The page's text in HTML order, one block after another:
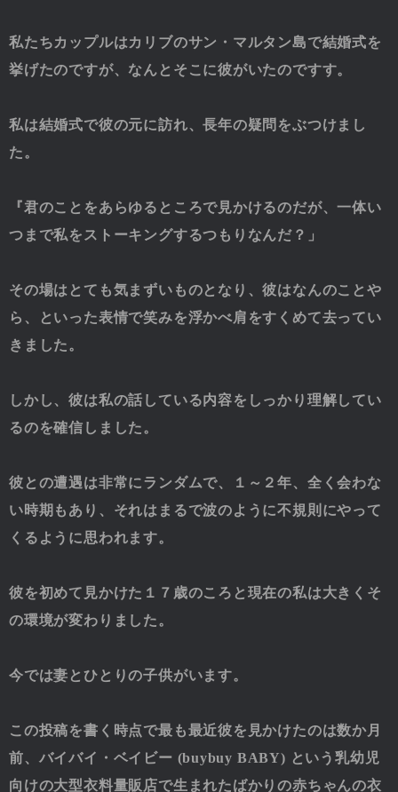
私たちカップルはカリブのサン・マルタン島で結婚式を
挙げたのですが、なんとそこに彼がいたのですす。
私は結婚式で彼の元に訪れ、長年の疑問をぶつけまし
た。
『君のことをあらゆるところで見かけるのだが、一体い
つまで私をストーキングするつもりなんだ？」
その場はとても気まずいものとなり、彼はなんのことや
ら、といった表情で笑みを浮かべ肩をすくめて去ってい
きました。
しかし、彼は私の話している内容をしっかり理解してい
るのを確信しました。
彼との遭遇は非常にランダムで、１～２年、全く会わな
い時期もあり、それはまるで波のように不規則にやって
くるように思われます。
彼を初めて見かけた１７歳のころと現在の私は大きくそ
の環境が変わりました。
今では妻とひとりの子供がいます。
この投稿を書く時点で最も最近彼を見かけたのは数か月
前、バイバイ・ベイビー (buybuy BABY) という乳幼児
向けの大型衣料量販店で生まれたばかりの赤ちゃんの衣